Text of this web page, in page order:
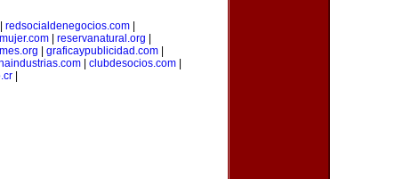
redsocialdenegocios.com
| reservanatural.org
graficaypublicidad.com
| clubdesocios.com|
|